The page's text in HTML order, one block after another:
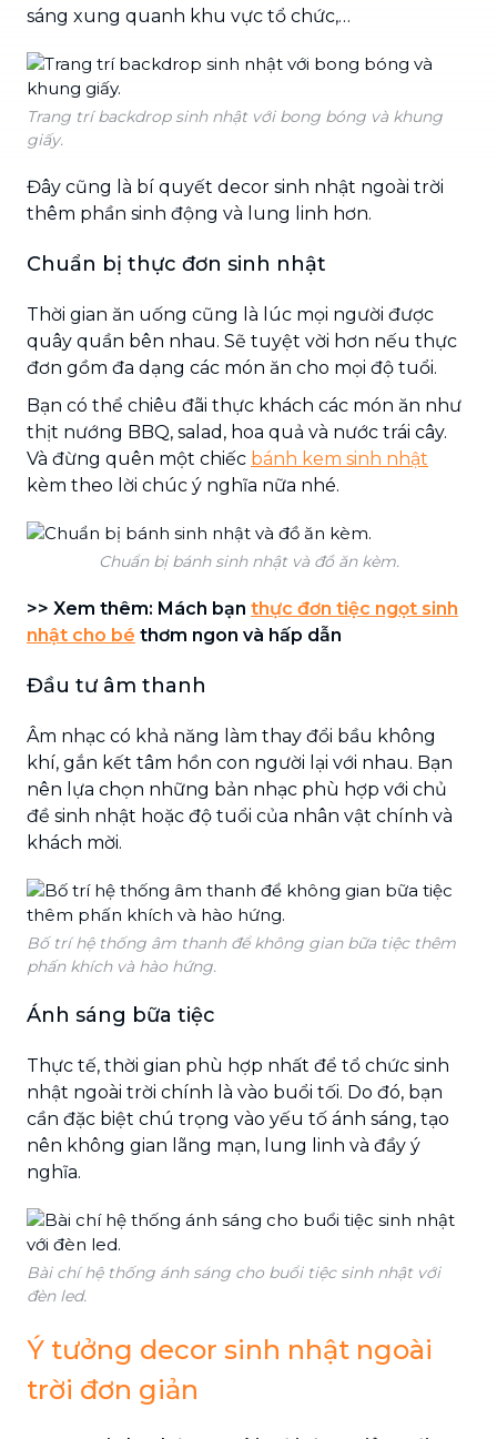
sáng xung quanh khu vực tổ chức,…
Trang trí backdrop sinh nhật với bong bóng và khung
giấy.
Đây cũng là bí quyết decor sinh nhật ngoài trời
thêm phần sinh động và lung linh hơn.
Chuẩn bị thực đơn sinh nhật
Thời gian ăn uống cũng là lúc mọi người được
quây quần bên nhau. Sẽ tuyệt vời hơn nếu thực
đơn gồm đa dạng các món ăn cho mọi độ tuổi.
Bạn có thể chiêu đãi thực khách các món ăn như
thịt nướng BBQ, salad, hoa quả và nước trái cây.
Và đừng quên một chiếc bánh kem sinh nhật
kèm theo lời chúc ý nghĩa nữa nhé.
Chuẩn bị bánh sinh nhật và đồ ăn kèm.
>> Xem thêm: Mách bạn thực đơn tiệc ngọt sinh
nhật cho bé thơm ngon và hấp dẫn
Đầu tư âm thanh
Âm nhạc có khả năng làm thay đổi bầu không
khí, gắn kết tâm hồn con người lại với nhau. Bạn
nên lựa chọn những bản nhạc phù hợp với chủ
đề sinh nhật hoặc độ tuổi của nhân vật chính và
khách mời.
Bố trí hệ thống âm thanh để không gian bữa tiệc thêm
phấn khích và hào hứng.
Ánh sáng bữa tiệc
Thực tế, thời gian phù hợp nhất để tổ chức sinh
nhật ngoài trời chính là vào buổi tối. Do đó, bạn
cần đặc biệt chú trọng vào yếu tố ánh sáng, tạo
nên không gian lãng mạn, lung linh và đầy ý
nghĩa.
Bài chí hệ thống ánh sáng cho buổi tiệc sinh nhật với
đèn led.
Ý tưởng decor sinh nhật ngoài
trời đơn giản